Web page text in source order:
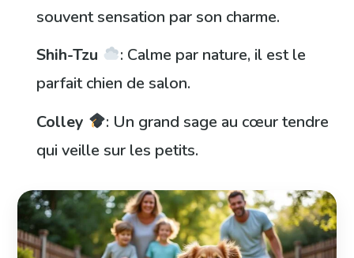
souvent sensation par son charme.
Shih-Tzu
: Calme par nature, il est le
parfait chien de salon.
Colley
: Un grand sage au cœur tendre
qui veille sur les petits.